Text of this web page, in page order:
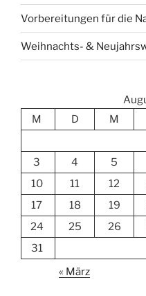
Vorbereitungen für die
Weihnachts- &
M
D M
3
4 5
10
11 12
17
18 19
24
25 26
31
« März